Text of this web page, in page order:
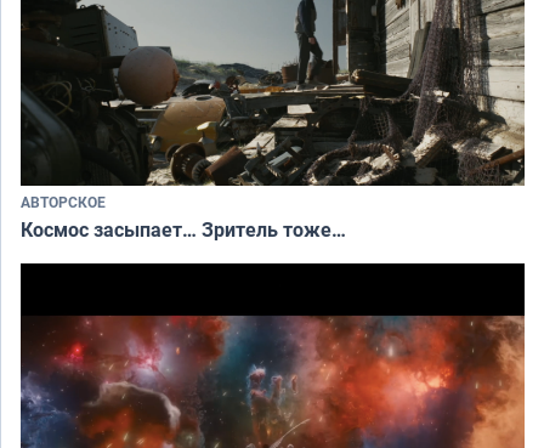
АВТОРСКОЕ
Космос засыпает… Зритель тоже…